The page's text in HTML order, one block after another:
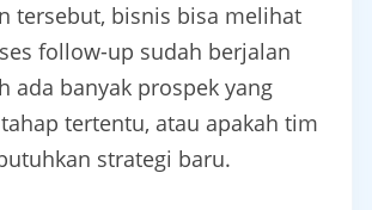
tersebut, bisnis bisa melihat
follow-up sudah berjalan
ada banyak prospek yang
tertentu, atau apakah tim
strategi baru.